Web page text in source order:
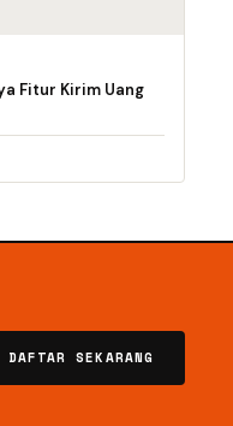
Fitur Kirim Uang
DAFTAR SEKARANG